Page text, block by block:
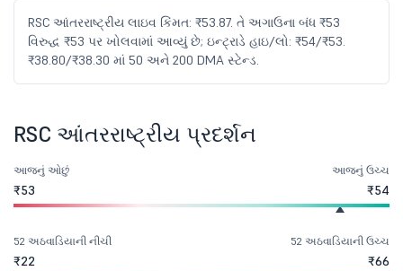
RSC આંતરરાષ્ટ્રીય લાઇવ કિંમત: ₹53.87. તે અગાઉના બંધ ₹53
વિરુદ્ધ ₹53 પર ખોલવામાં આવ્યું છે; ઇન્ટ્રાડે હાઇ/લો: ₹54/₹53.
₹38.80/₹38.30 માં 50 અને 200 DMA સ્ટેન્ડ.
RSC આંતરરાષ્ટ્રીય પ્રદર્શન
આજનું ઓછું
₹53
આજનું ઉચ્ચ
₹54
52 અઠવાડિયાની નીચી
₹22
52 અઠવાડિયાની ઉચ્ચ
₹66